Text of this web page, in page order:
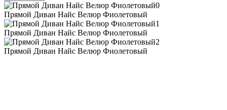
Прямой Диван Найс Велюр Фиолетовый
Прямой Диван Найс Велюр Фиолетовый
Прямой Диван Найс Велюр Фиолетовый